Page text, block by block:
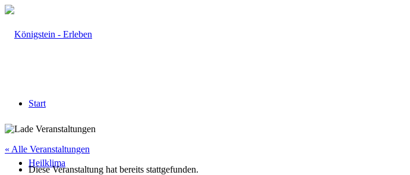
Start
Heilklima
« Alle Veranstaltungen
Diese Veranstaltung hat bereits stattgefunden.